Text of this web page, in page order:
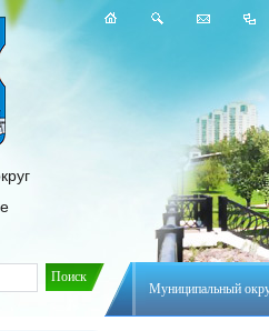
Муниципальный